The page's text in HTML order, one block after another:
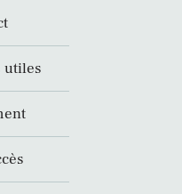
utiles